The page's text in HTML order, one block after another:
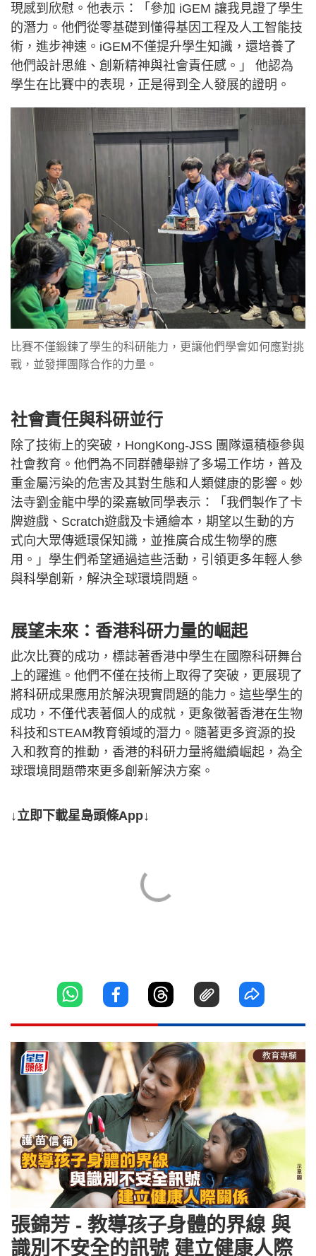
現感到欣慰。他表示：「參加 iGEM 讓我見證了學生
的潛力。他們從零基礎到懂得基因工程及人工智能技
術，進步神速。iGEM不僅提升學生知識，還培養了
他們設計思維、創新精神與社會責任感。」 他認為
學生在比賽中的表現，正是得到全人發展的證明。
比賽不僅鍛鍊了學生的科研能力，更讓他們學會如何應對挑
戰，並發揮團隊合作的力量。
社會責任與科研並行
除了技術上的突破，HongKong-JSS 團隊還積極參與
社會教育。他們為不同群體舉辦了多場工作坊，普及
重金屬污染的危害及其對生態和人類健康的影響。妙
法寺劉金龍中學的梁嘉敏同學表示：「我們製作了卡
牌遊戲、Scratch遊戲及卡通繪本，期望以生動的方
式向大眾傳遞環保知識，並推廣合成生物學的應
用。」學生們希望通過這些活動，引領更多年輕人參
與科學創新，解決全球環境問題。
展望未來：香港科研力量的崛起
此次比賽的成功，標誌著香港中學生在國際科研舞台
上的躍進。他們不僅在技術上取得了突破，更展現了
將科研成果應用於解決現實問題的能力。這些學生的
成功，不僅代表著個人的成就，更象徵著香港在生物
科技和STEAM教育領域的潛力。隨著更多資源的投
入和教育的推動，香港的科研力量將繼續崛起，為全
球環境問題帶來更多創新解決方案。
↓立即下載星島頭條App↓
張錦芳 - 教導孩子身體的界線 與
識別不安全的訊號 建立健康人際